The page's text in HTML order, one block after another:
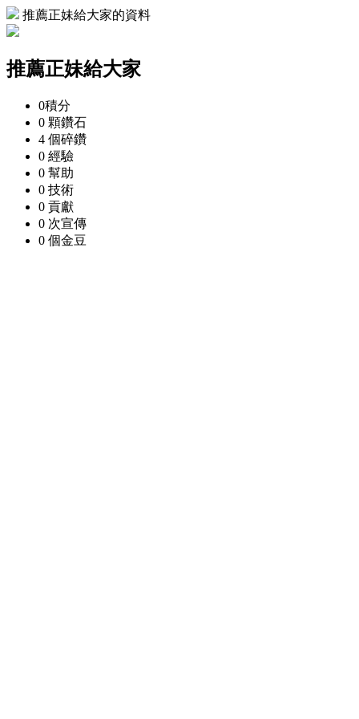
推薦正妹給大家的資料
推薦正妹給大家
0積分
0 顆鑽石
4 個碎鑽
0 經驗
0 幫助
0 技術
0 貢獻
0 次宣傳
0 個金豆